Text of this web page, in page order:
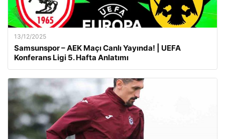
13/12/2025
Samsunspor – AEK Maçı Canlı Yayında! | UEFA
Konferans Ligi 5. Hafta Anlatımı